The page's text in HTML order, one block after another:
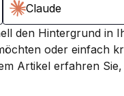
Claude
den Hintergrund in
oder einfach
Artikel erfahren